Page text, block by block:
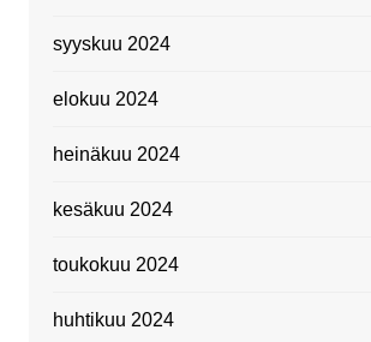
syyskuu 2024
elokuu 2024
heinäkuu 2024
kesäkuu 2024
toukokuu 2024
huhtikuu 2024